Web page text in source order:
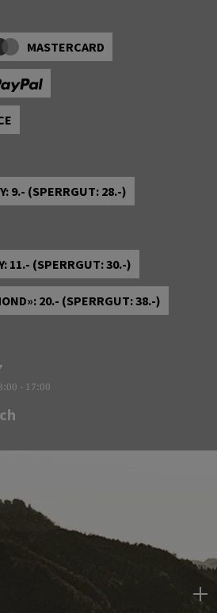
MASTERCARD
9.- (SPERRGUT: 28.-)
11.- (SPERRGUT: 30.-)
20.- (SPERRGUT: 38.-)
- 17:00